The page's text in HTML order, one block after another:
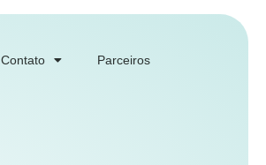
Contato Parceiros